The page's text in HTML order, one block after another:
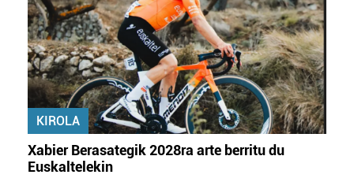
KIROLA
Xabier Berasategik 2028ra arte berritu du
Euskaltelekin